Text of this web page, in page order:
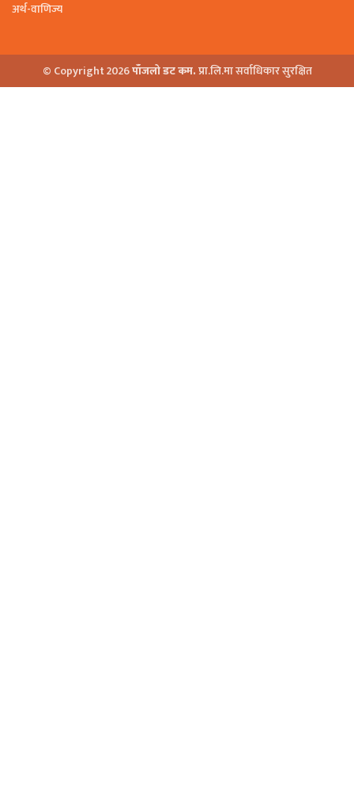
अर्थ-वाणिज्य
© Copyright 2026पाँजलो डट कम.प्रा.लि.मा सर्वाधिकार सुरक्षित